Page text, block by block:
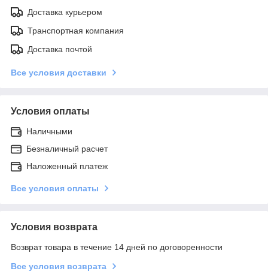
Доставка курьером
Транспортная компания
Доставка почтой
Все условия доставки
Условия оплаты
Наличными
Безналичный расчет
Наложенный платеж
Все условия оплаты
Условия возврата
Возврат товара в течение 14 дней по договоренности
Все условия возврата